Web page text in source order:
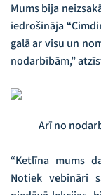
Mums bija
iedrošināja
galā ar visu un
nodarbībām,”
Arī no
“Ketlīna mums
Notiek vebināri